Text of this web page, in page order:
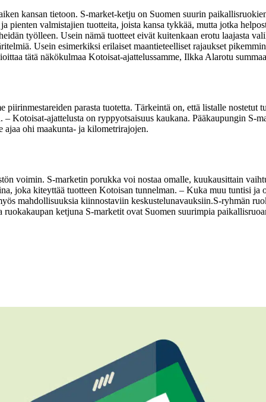
kansan tietoon. S-market-ketju on Suomen suurin
pienten valmistajien tuotteita, joista kansa tykkää, mutta jotka
työlleen. Usein nämä tuotteet eivät kuitenkaan erotu laajasta
Usein esimerkiksi erilaiset maantieteelliset rajaukset
tätä näkökulmaa Kotoisat-ajattelussamme, Ilkka Alarotu
parasta tuotetta. Tärkeintä on, että listalle nostetut
– Kotoisat-ajattelusta on ryppyotsaisuus kaukana. Pääkaupungin S-
ohi maakunta- ja kilometrirajojen.
voimin. S-marketin porukka voi nostaa omalle, kuukausittain
joka kiteyttää tuotteen Kotoisan tunnelman. – Kuka muu tuntisi ja
mahdollisuuksia kiinnostaviin keskustelunavauksiin.S-ryhmän
ketjuna S-marketit ovat Suomen suurimpia